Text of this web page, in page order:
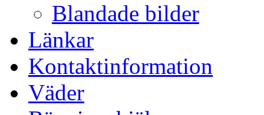
Blandade bilder
Länkar
Kontaktinformation
Väder